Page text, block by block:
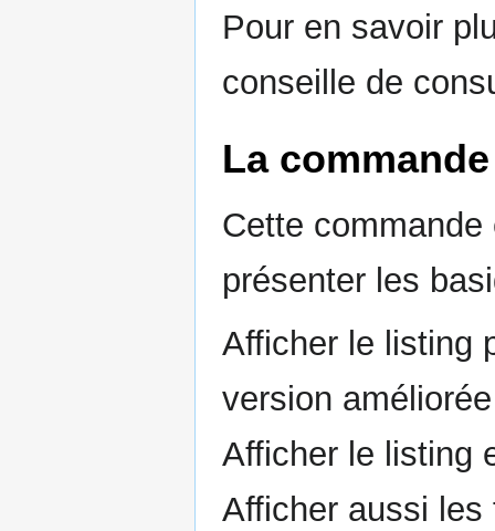
Pour en savoir
conseille de
La
Cette
présenter les
Afficher le listing
version
Afficher le listing
Afficher aussi